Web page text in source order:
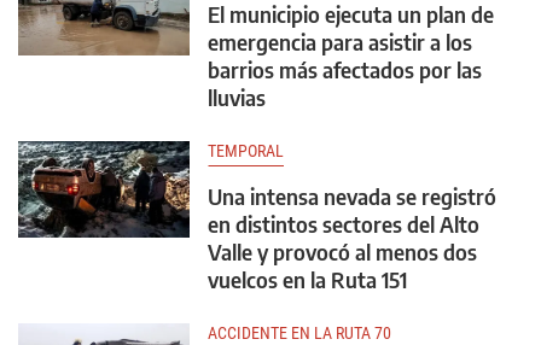
El municipio ejecuta un plan de
emergencia para asistir a los
barrios más afectados por las
lluvias
TEMPORAL
Una intensa nevada se registró
en distintos sectores del Alto
Valle y provocó al menos dos
vuelcos en la Ruta 151
ACCIDENTE EN LA RUTA 70